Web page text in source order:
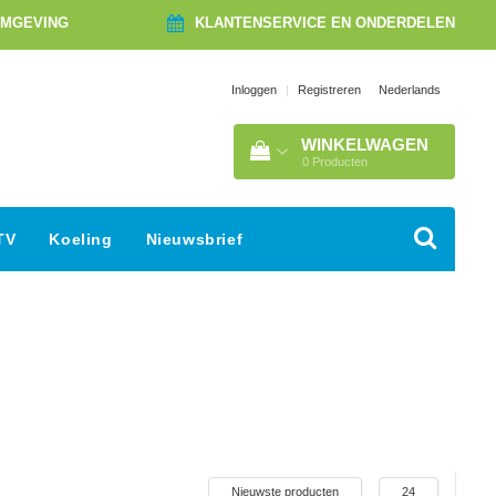
KLANTENSERVICE EN ONDERDELEN
Inloggen | Registreren Nederlands
WINKELWAGEN
0 Producten
Koeling Nieuwsbrief
Nieuwste producten 24